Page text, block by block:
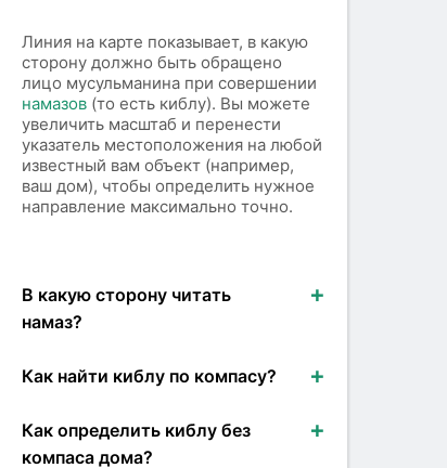
Линия на карте показывает, в какую
сторону должно быть обращено
лицо мусульманина при совершении
намазов (то есть киблу). Вы можете
увеличить масштаб и перенести
указатель местоположения на любой
известный вам объект (например,
ваш дом), чтобы определить нужное
направление максимально точно.
В какую сторону читать
намаз?
Как найти киблу по компасу?
Как определить киблу без
компаса дома?